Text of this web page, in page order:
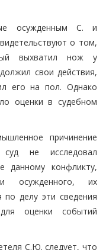
осужденным С. и
о том,
выхватил нож у
свои действия,
его на пол. Однако
оценки в судебном
причинение
не исследовал
данному конфликту,
и осужденного, их
по делу эти сведения
оценки событий
С.Ю. следует, что